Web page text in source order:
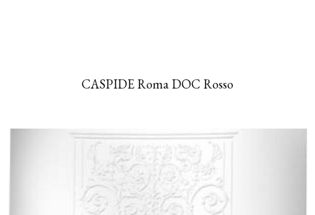
CASPIDE Roma DOC Rosso